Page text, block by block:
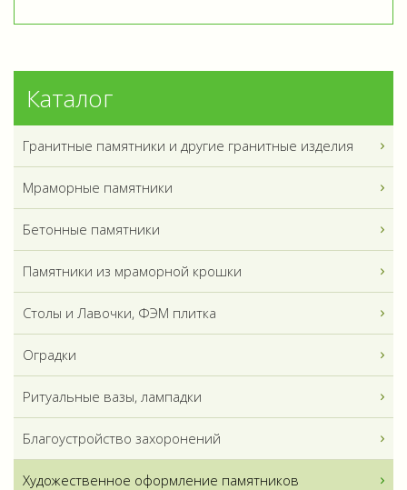
Каталог
Гранитные памятники и другие гранитные изделия
Мраморные памятники
Бетонные памятники
Памятники из мраморной крошки
Столы и Лавочки, ФЭМ плитка
Оградки
Ритуальные вазы, лампадки
Благоустройство захоронений
Художественное оформление памятников